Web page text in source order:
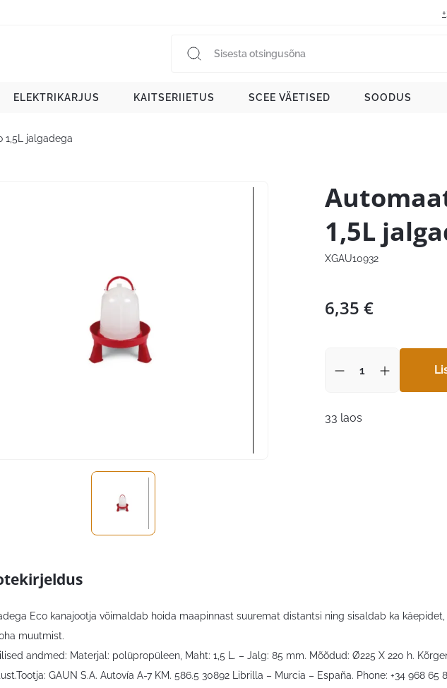
ELEKTRIKARJUS KAITSERIIETUS SCEE VÄETISED SOODUS
1,5L jalgadega
1,5L
XGAU10932
6,35 €
33 laos
Eco kanajootja võimaldab hoida maapinnast suuremat distantsi ning sisaldab ka
muutmist.
andmed: Materjal: polüpropüleen, Maht: 1,5 L. – Jalg: 85 mm. Mõõdud: Ø225 X 220 h.
GAUN S.A. Autovía A-7 KM. 586.5 30892 Librilla – Murcia – España. Phone: +34 968 65